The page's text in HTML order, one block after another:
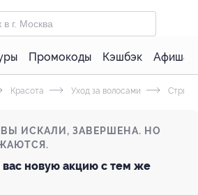
Промокоды Кэшбэк Афиша
Красота Уход за волосами
ИСКАЛИ, ЗАВЕРШЕНА. НО
вас новую акцию с тем же